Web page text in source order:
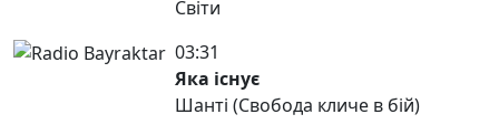
Світи
03:31
Яка існує
Шанті (Свобода кличе в бій)